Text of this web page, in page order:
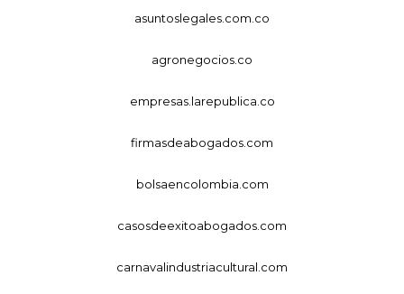
asuntoslegales.com.co
agronegocios.co
empresas.larepublica.co
firmasdeabogados.com
bolsaencolombia.com
casosdeexitoabogados.com
carnavalindustriacultural.com